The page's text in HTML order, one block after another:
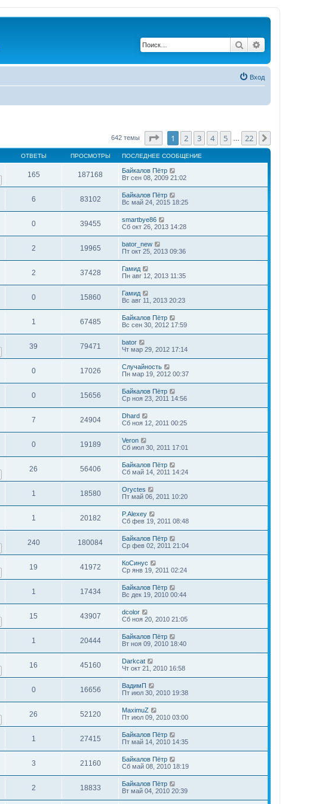
Поиск
Вход
642 темы Страница 1 из22
1 2 3 4 5 22
ОТВЕТЫ ПРОСМОТРЫ ПОСЛЕДНЕЕ СООБЩЕНИЕ
165 187168
Байкалов Пётр
Вт сен 08, 2009 21:02
6 83102
Байкалов Пётр
Вс май 24, 2015 18:25
0 39455
smartbye86
Сб окт 26, 2013 14:28
2 19965
bator_new
Пт окт 25, 2013 09:36
2 37428
Гамид
Пн авг 12, 2013 11:35
0 15860
Гамид
Вс авг 11, 2013 20:23
1 67485
Байкалов Пётр
Вс сен 30, 2012 17:59
39 79471
bator
Чт мар 29, 2012 17:14
0 17026
Случайность
Пн мар 19, 2012 00:37
0 15656
Байкалов Пётр
Ср ноя 23, 2011 14:56
7 24904
Dhard
Сб ноя 12, 2011 00:25
0 19189
Veron
Сб июл 30, 2011 17:01
26 56406
Байкалов Пётр
Сб май 14, 2011 14:24
1 18580
Oryctes
Пт май 06, 2011 10:20
1 20182
P.Alexey
Сб фев 19, 2011 08:48
240 180084
Байкалов Пётр
Ср фев 02, 2011 21:04
19 41972
КоСинус
Ср янв 19, 2011 02:24
1 17434
Байкалов Пётр
Вс дек 19, 2010 00:44
15 43907
dcolor
Сб ноя 20, 2010 21:05
1 20444
Байкалов Пётр
Вт ноя 09, 2010 18:40
16 45160
Darkcat
Чт окт 21, 2010 16:58
0 16656
ВадимП
Пт июл 30, 2010 19:38
26 52120
MaximuZ
Пт июл 09, 2010 03:00
1 27415
Байкалов Пётр
Пт май 14, 2010 14:35
3 21160
Байкалов Пётр
Сб май 08, 2010 18:19
2 18833
Байкалов Пётр
Вт май 04, 2010 20:39